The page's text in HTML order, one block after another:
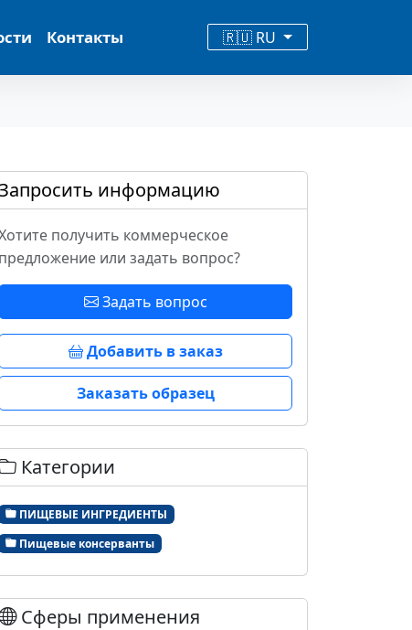
Контакты 🇷🇺 RU
информацию
получить коммерческое
предложение или задать вопрос?
Задать вопрос
Добавить в заказ
Заказать образец
Категории
ПИЩЕВЫЕ ИНГРЕДИЕНТЫ
Пищевые консерванты
Сферы применения